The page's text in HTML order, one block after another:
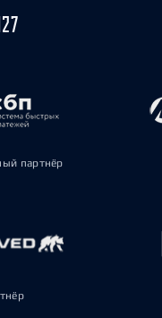
партнёр